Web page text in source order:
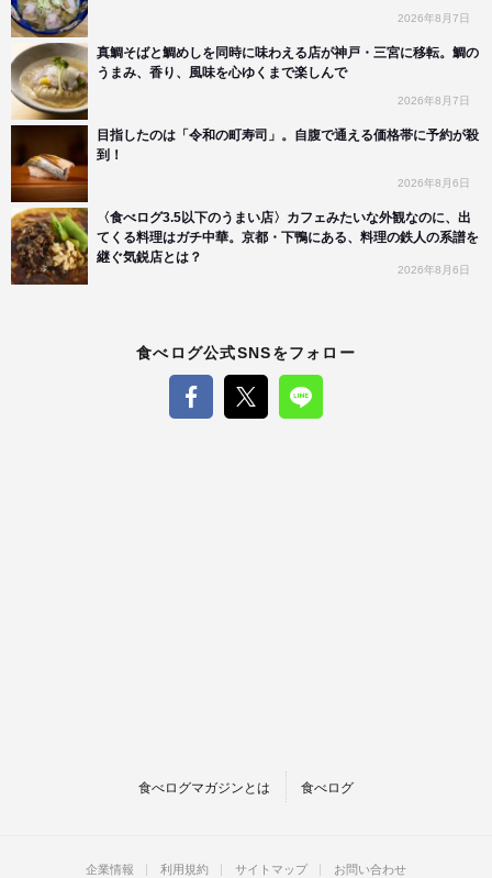
2026年8月7日
真鯛そばと鯛めしを同時に味わえる店が神戸・三宮に移転。鯛の
うまみ、香り、風味を心ゆくまで楽しんで
2026年8月7日
目指したのは「令和の町寿司」。自腹で通える価格帯に予約が殺
到！
2026年8月6日
〈食べログ3.5以下のうまい店〉カフェみたいな外観なのに、出
てくる料理はガチ中華。京都・下鴨にある、料理の鉄人の系譜を
継ぐ気鋭店とは？
2026年8月6日
食べログ公式SNSをフォロー
食べログマガジンとは 食べログ
企業情報 利用規約 サイトマップ お問い合わせ